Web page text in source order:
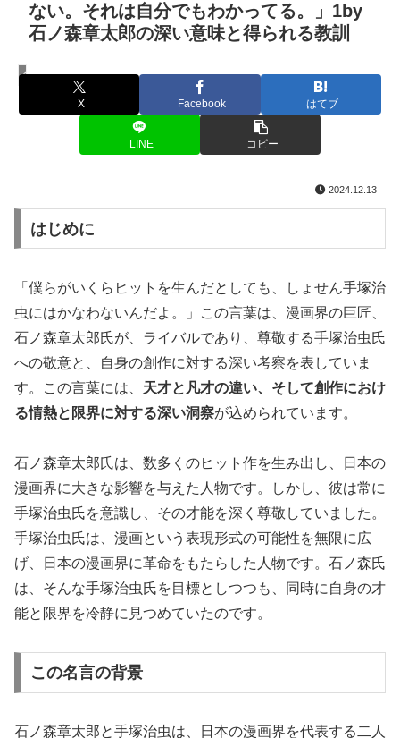
ない。それは自分でもわかってる。」1by
石ノ森章太郎の深い意味と得られる教訓
名言・格言
X Facebook はてブ
LINE コピー
2024.12.13
はじめに
「僕らがいくらヒットを生んだとしても、しょせん手塚治
虫にはかなわないんだよ。」この言葉は、漫画界の巨匠、
石ノ森章太郎氏が、ライバルであり、尊敬する手塚治虫氏
への敬意と、自身の創作に対する深い考察を表していま
す。この言葉には、 天才と凡才の違い、そして創作におけ
る情熱と限界に対する深い洞察が込められています。
石ノ森章太郎氏は、数多くのヒット作を生み出し、日本の
漫画界に大きな影響を与えた人物です。しかし、彼は常に
手塚治虫氏を意識し、その才能を深く尊敬していました。
手塚治虫氏は、漫画という表現形式の可能性を無限に広
げ、日本の漫画界に革命をもたらした人物です。石ノ森氏
は、そんな手塚治虫氏を目標としつつも、同時に自身の才
能と限界を冷静に見つめていたのです。
この名言の背景
石ノ森章太郎と手塚治虫は、日本の漫画界を代表する二人